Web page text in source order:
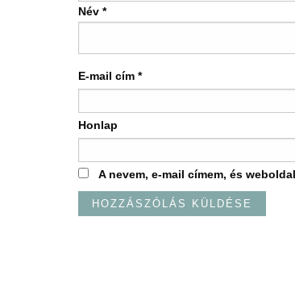
Név *
E-mail cím *
Honlap
A nevem, e-mail címem, és